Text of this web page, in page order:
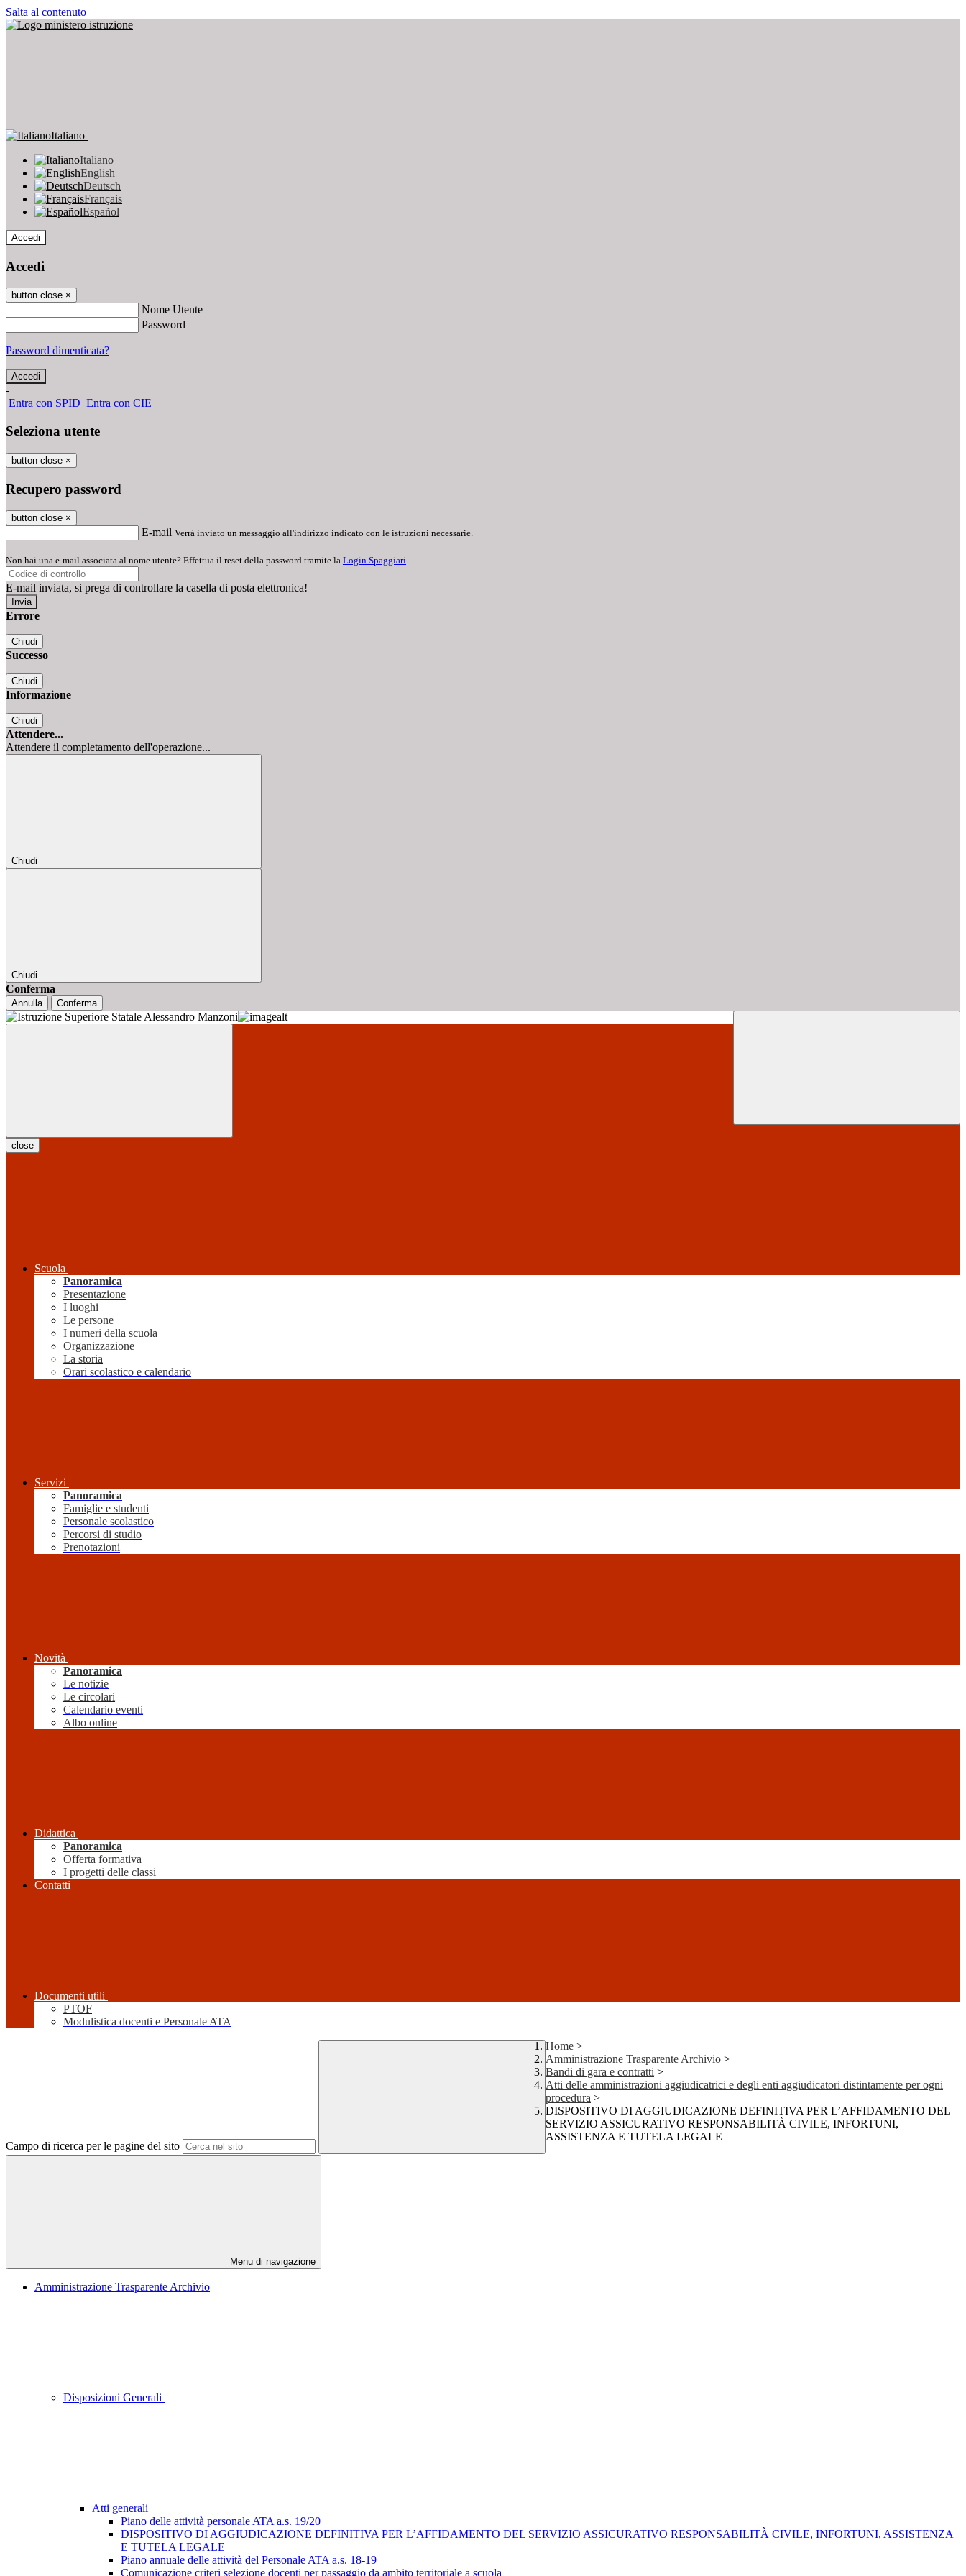
Salta al contenuto
Italiano
Italiano
English
Deutsch
Français
Español
Accedi
Accedi
button close ×
Nome Utente
Password
Password dimenticata?
-
Entra con SPID Entra con CIE
Seleziona utente
button close ×
Recupero password
button close ×
E-mail Verrà inviato un messaggio all'indirizzo indicato con le istruzioni necessarie.
Non hai una e-mail associata al nome utente? Effettua il reset della password tramite la Login Spaggiari
E-mail inviata, si prega di controllare la casella di posta elettronica!
Errore
Chiudi
Successo
Chiudi
Informazione
Chiudi
Attendere...
Attendere il completamento dell'operazione...
Chiudi
Chiudi
Conferma
Annulla Conferma
close
Scuola
Panoramica
Presentazione
I luoghi
Le persone
I numeri della scuola
Organizzazione
La storia
Orari scolastico e calendario
Servizi
Panoramica
Famiglie e studenti
Personale scolastico
Percorsi di studio
Prenotazioni
Novità
Panoramica
Le notizie
Le circolari
Calendario eventi
Albo online
Didattica
Panoramica
Offerta formativa
I progetti delle classi
Contatti
Documenti utili
PTOF
Modulistica docenti e Personale ATA
Campo di ricerca per le pagine del sito
Home >
Amministrazione Trasparente Archivio >
Bandi di gara e contratti >
Atti delle amministrazioni aggiudicatrici e degli enti aggiudicatori distintamente per ogni
procedura >
DISPOSITIVO DI AGGIUDICAZIONE DEFINITIVA PER L’AFFIDAMENTO DEL
SERVIZIO ASSICURATIVO RESPONSABILITÀ CIVILE, INFORTUNI,
ASSISTENZA E TUTELA LEGALE
Menu di navigazione
Amministrazione Trasparente Archivio
Disposizioni Generali
Atti generali
Piano delle attività personale ATA a.s. 19/20
DISPOSITIVO DI AGGIUDICAZIONE DEFINITIVA PER L’AFFIDAMENTO DEL SERVIZIO ASSICURATIVO RESPONSABILITÀ CIVILE, INFORTUNI, ASSISTENZA
E TUTELA LEGALE
Piano annuale delle attività del Personale ATA a.s. 18-19
Comunicazione criteri selezione docenti per passaggio da ambito territoriale a scuola